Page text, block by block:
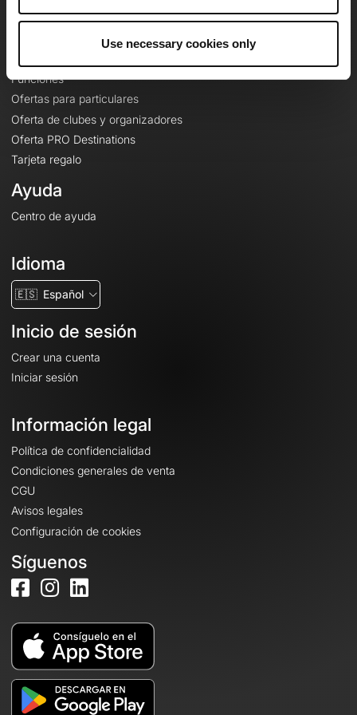
Use necessary cookies only
Funciones
Ofertas para particulares
Oferta de clubes y organizadores
Oferta PRO Destinations
Tarjeta regalo
Ayuda
Centro de ayuda
Idioma
🇪🇸 Español
Inicio de sesión
Crear una cuenta
Iniciar sesión
Información legal
Política de confidencialidad
Condiciones generales de venta
CGU
Avisos legales
Configuración de cookies
Síguenos